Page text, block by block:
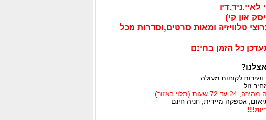
1000 ערוצי טלוויזיה ומאות סרטים,וסדרות מכל
כל הזמן בחינם
לקוחות מעולה.
זול.
שעות (תלוי באזור)
אספקה מיידית, חניה חינם